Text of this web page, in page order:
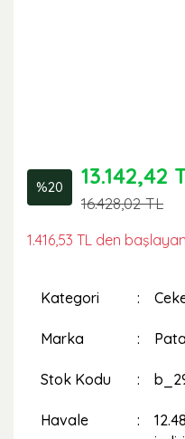
%20 13.142,42
16.428,02 TL
1.416,53 TL den
Kategori
Marka
Stok Kodu
Havale